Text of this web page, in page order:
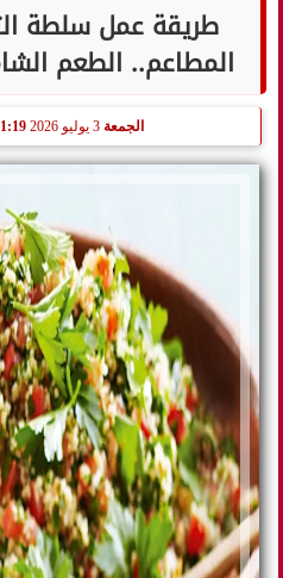
طريقة عمل سلطة
المطاعم.. الطعم
الجمعة 3 يوليو 2026 01:19